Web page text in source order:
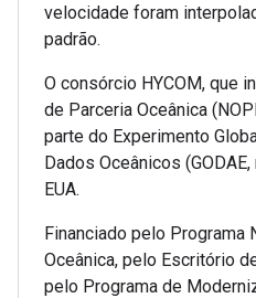
velocidade foram
padrão.
O consórcio HYCOM, que
de Parceria Oceânica
parte do Experimento
Dados Oceânicos
EUA.
Financiado pelo Programa
Oceânica, pelo Escritório
pelo Programa de